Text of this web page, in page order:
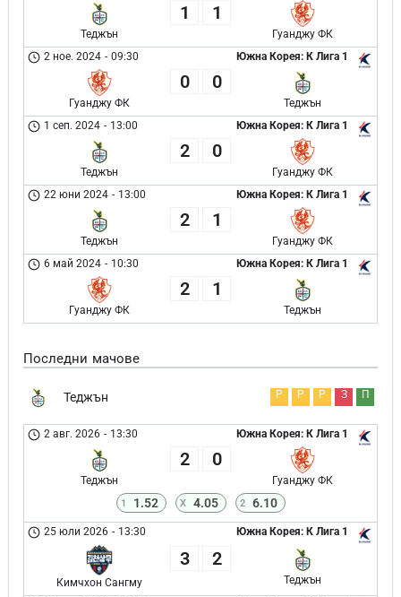
Теджън
1 1
Гуанджу ФК
Южна Корея: К Лига 1
2 ное. 2024 - 09:30
Гуанджу ФК
0 0
Теджън
Южна Корея: К Лига 1
1 сеп. 2024 - 13:00
Теджън
2 0
Гуанджу ФК
Южна Корея: К Лига 1
22 юни 2024 - 13:00
Теджън
2 1
Гуанджу ФК
Южна Корея: К Лига 1
6 май 2024 - 10:30
Гуанджу ФК
2 1
Теджън
Последни мачове
Теджън Р Р Р З П
Южна Корея: К Лига 1
2 авг. 2026 - 13:30
Теджън
2 0
Гуанджу ФК
1 1.52 X 4.05 2 6.10
Южна Корея: К Лига 1
25 юли 2026 - 13:30
Кимчхон Сангму
3 2
Теджън